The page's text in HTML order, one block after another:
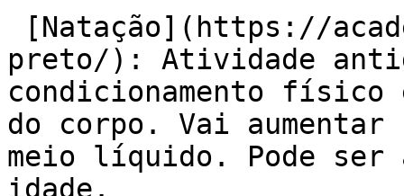
preto/): Atividade
condicionamento físico
do corpo. Vai aumentar
meio líquido. Pode ser
idade.